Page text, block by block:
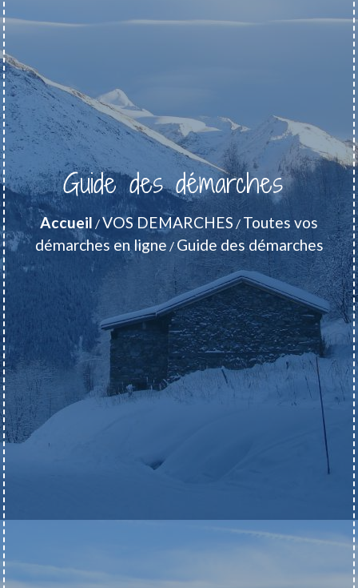
Guide des démarches
Accueil /VOS DEMARCHES / Toutes vos
démarches en ligne / Guide des démarches